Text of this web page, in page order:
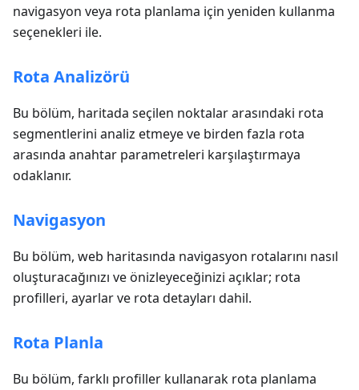
navigasyon veya rota planlama için yeniden kullanma
seçenekleri ile.
Rota Analizörü
Bu bölüm, haritada seçilen noktalar arasındaki rota
segmentlerini analiz etmeye ve birden fazla rota
arasında anahtar parametreleri karşılaştırmaya
odaklanır.
Navigasyon
Bu bölüm, web haritasında navigasyon rotalarını nasıl
oluşturacağınızı ve önizleyeceğinizi açıklar; rota
profilleri, ayarlar ve rota detayları dahil.
Rota Planla
Bu bölüm, farklı profiller kullanarak rota planlama